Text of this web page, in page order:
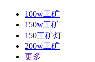
100w工矿
150w工矿
150工矿灯
200w工矿
更多